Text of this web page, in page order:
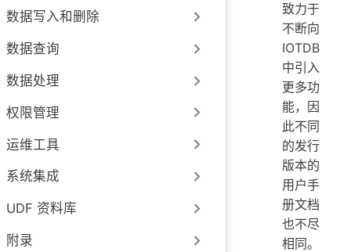
数据写入和删除
数据查询
数据处理
权限管理
运维工具
系统集成
UDF 资料库
附录
致力于
不断向
IOTDB
中引入
更多功
能，因
此不同
的发行
版本的
用户手
册文档
也不尽
相同。